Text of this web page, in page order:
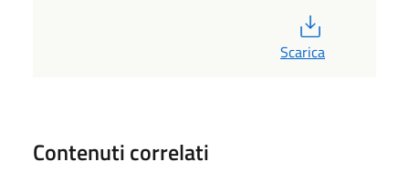
Scarica
Contenuti correlati